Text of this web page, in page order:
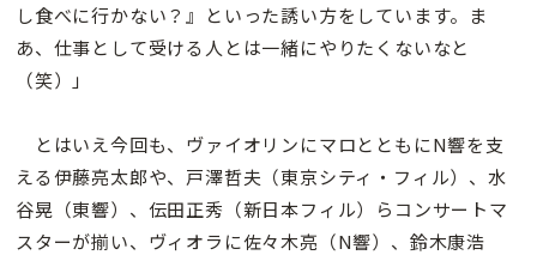
し食べに行かない？』といった誘い方をしています。ま
あ、仕事として受ける人とは一緒にやりたくないなと
（笑）」
とはいえ今回も、ヴァイオリンにマロとともにN響を支
える伊藤亮太郎や、戸澤哲夫（東京シティ・フィル）、水
谷晃（東響）、伝田正秀（新日本フィル）らコンサートマ
スターが揃い、ヴィオラに佐々木亮（N響）、鈴木康浩